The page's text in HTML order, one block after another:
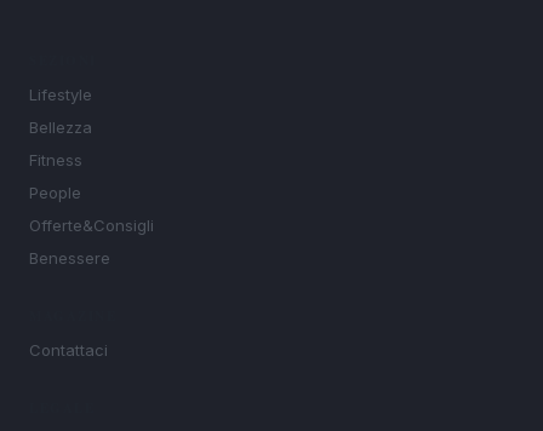
Lifestyle
Bellezza
Fitness
People
Offerte&Consigli
Benessere
Contattaci